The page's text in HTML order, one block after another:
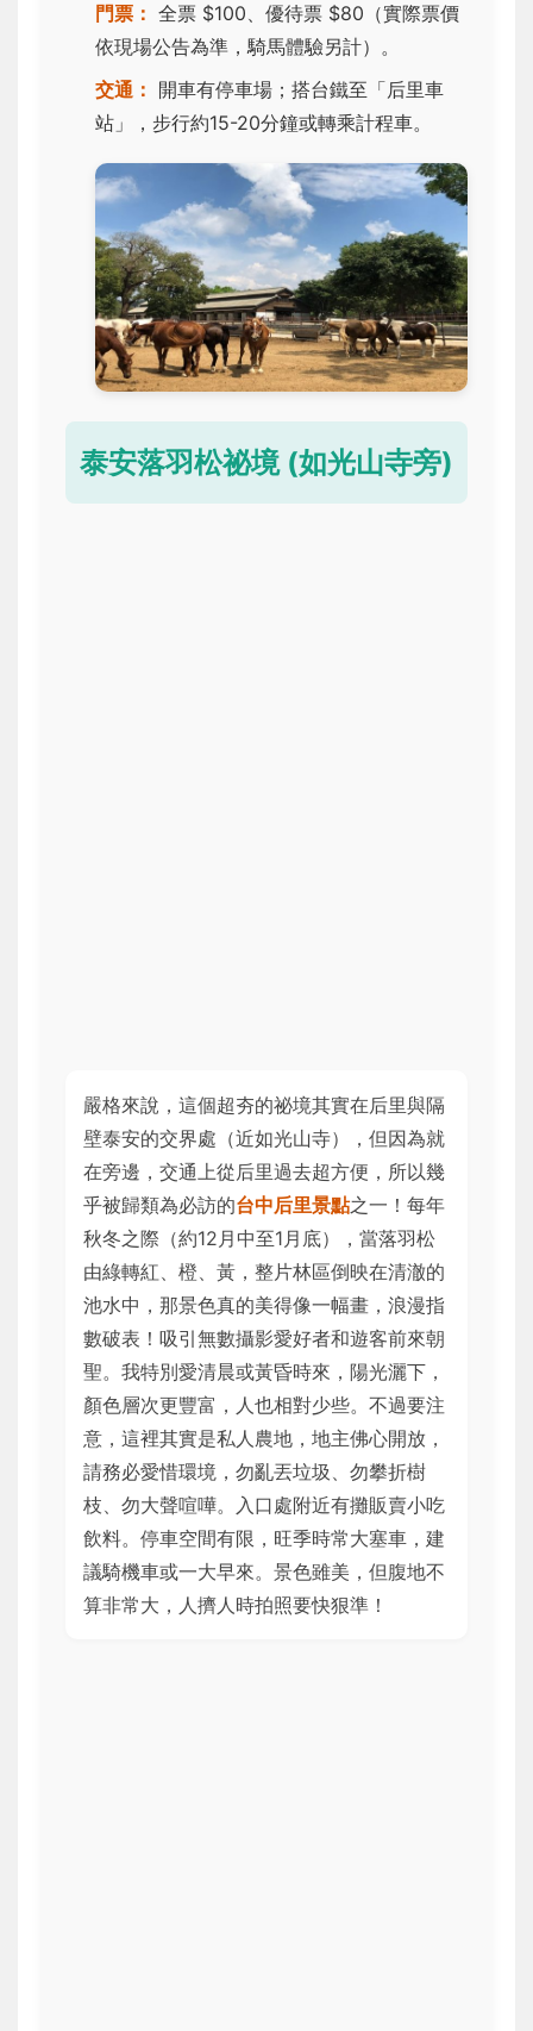
門票： 全票 $100、優待票 $80（實際票價
依現場公告為準，騎馬體驗另計）。
交通： 開車有停車場；搭台鐵至「后里車
站」，步行約15-20分鐘或轉乘計程車。
泰安落羽松祕境 (如光山寺旁)
嚴格來說，這個超夯的祕境其實在后里與隔
壁泰安的交界處（近如光山寺），但因為就
在旁邊，交通上從后里過去超方便，所以幾
乎被歸類為必訪的台中后里景點之一！每年
秋冬之際（約12月中至1月底），當落羽松
由綠轉紅、橙、黃，整片林區倒映在清澈的
池水中，那景色真的美得像一幅畫，浪漫指
數破表！吸引無數攝影愛好者和遊客前來朝
聖。我特別愛清晨或黃昏時來，陽光灑下，
顏色層次更豐富，人也相對少些。不過要注
意，這裡其實是私人農地，地主佛心開放，
請務必愛惜環境，勿亂丟垃圾、勿攀折樹
枝、勿大聲喧嘩。入口處附近有攤販賣小吃
飲料。停車空間有限，旺季時常大塞車，建
議騎機車或一大早來。景色雖美，但腹地不
算非常大，人擠人時拍照要快狠準！